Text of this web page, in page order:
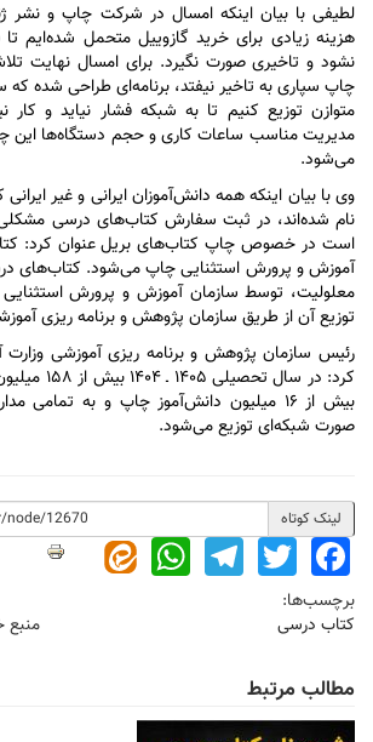
لطیفی با بیان اینکه امسال در شرکت چاپ و نشر
هزینه زیادی برای خرید گازوییل متحمل شده‌ایم
نشود و تاخیری صورت نگیرد. برای امسال نهایت
چاپ سپاری به تاخیر نیفتد، برنامه‌ای طراحی شده
متوازن توزیع کنیم تا به شبکه فشار نیاید و کار
مدیریت مناسب ساعات کاری و حجم دستگاه‌ها
می‌شود.
وی با بیان اینکه همه دانش‌آموزان ایرانی و غیر
نام شده‌اند، در ثبت سفارش کتاب‌های درسی مشکلی
است در خصوص چاپ کتاب‌های بریل عنوان کرد:
آموزش و پرورش استثنایی چاپ می‌شود. کتاب‌های
معلولیت، توسط سازمان آموزش و پرورش استثنایی
توزیع آن از طریق سازمان پژوهش و برنامه ریزی
رئیس سازمان پژوهش و برنامه ریزی آموزشی
کرد: در سال
بیش از ۱۶ میلیون دانش‌آموز چاپ و به
صورت شبکه‌ای توزیع می‌شود.
لینک کوتاه
Facebook
Twitter
Telegram
برچسب‌ها:
کتاب درسی
منبع
مطالب مرتبط